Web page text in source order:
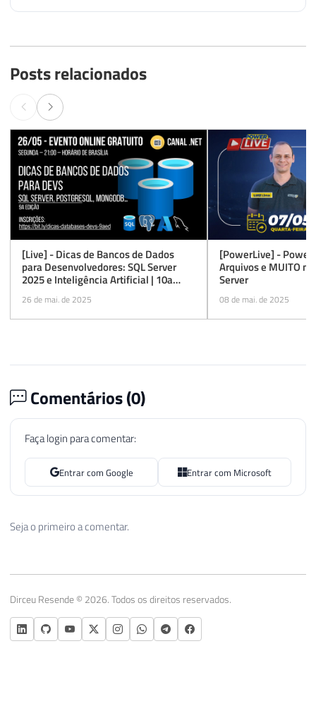
Posts relacionados
[Live] - Dicas de Bancos de Dados
para Desenvolvedores: SQL Server
2025 e Inteligência Artificial | 10a
edição
26 de mai. de 2025
[PowerLive] - Power
Arquivos e MUITO
Server
08 de mai. de 2025
Comentários (0)
Faça login para comentar:
Entrar com Google Entrar com Microsoft
Seja o primeiro a comentar.
Dirceu Resende © 2026. Todos os direitos reservados.